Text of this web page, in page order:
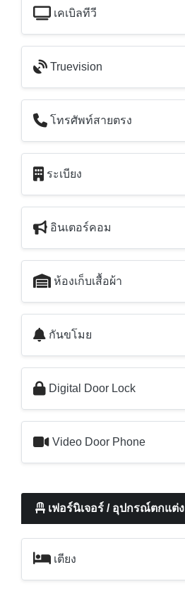
เคเบิลทีวี
Truevision
โทรศัพท์สายตรง
ระเบียง
อินเตอร์คอม
ห้องเก็บเสื้อผ้า
กันขโมย
Digital Door Lock
Video Door Phone
เฟอร์นิเจอร์ / อุปกรณ์ตกแต่ง
เตียง